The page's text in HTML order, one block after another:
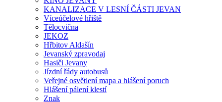
KANALIZACE V LESNÍ ČÁSTI JEVAN
Víceúčelové hřiště
Tělocvična
JEKOZ
Hřbitov Aldašín
Jevanský zpravodaj
Hasiči Jevany
Jízdní řády autobusů
Veřejné osvětlení mapa a hlášení poruch
Hlášení pálení klestí
Znak